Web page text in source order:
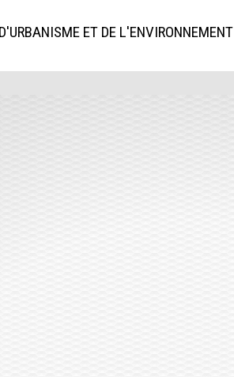
ET DE L'ENVIRONNEMENT